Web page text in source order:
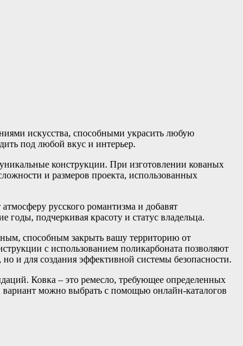
искусства, способными украсить любую
под любой вкус и интерьер.
конструкции. При изготовлении кованых
и размеров проекта, использованных
русского романтизма и добавят
подчеркивая красоту и статус владельца.
способным закрыть вашу территорию от
с использованием поликарбоната позволяют
и для создания эффективной системы безопасности.
Ковка – это ремесло, требующее определенных
можно выбрать с помощью онлайн-каталогов